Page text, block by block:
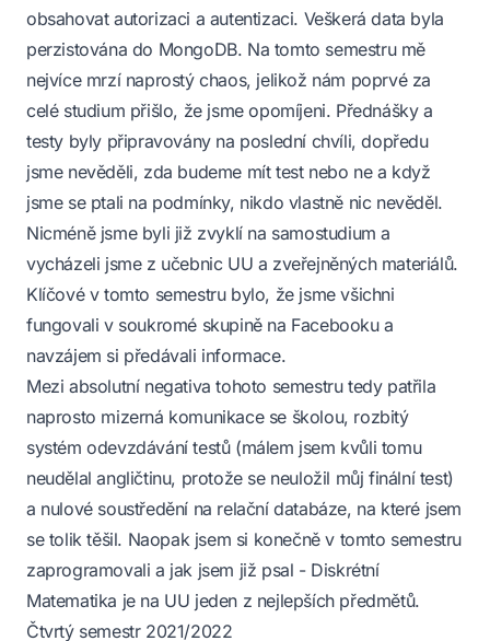
obsahovat autorizaci a autentizaci. Veškerá data byla
perzistována do MongoDB. Na tomto semestru mě
nejvíce mrzí naprostý chaos, jelikož nám poprvé za
celé studium přišlo, že jsme opomíjeni. Přednášky a
testy byly připravovány na poslední chvíli, dopředu
jsme nevěděli, zda budeme mít test nebo ne a když
jsme se ptali na podmínky, nikdo vlastně nic nevěděl.
Nicméně jsme byli již zvyklí na samostudium a
vycházeli jsme z učebnic UU a zveřejněných materiálů.
Klíčové v tomto semestru bylo, že jsme všichni
fungovali v soukromé skupině na Facebooku a
navzájem si předávali informace.
Mezi absolutní negativa tohoto semestru tedy patřila
naprosto mizerná komunikace se školou, rozbitý
systém odevzdávání testů (málem jsem kvůli tomu
neudělal angličtinu, protože se neuložil můj finální test)
a nulové soustředění na relační databáze, na které jsem
se tolik těšil. Naopak jsem si konečně v tomto semestru
zaprogramovali a jak jsem již psal - Diskrétní
Matematika je na UU jeden z nejlepších předmětů.
Čtvrtý semestr 2021/2022